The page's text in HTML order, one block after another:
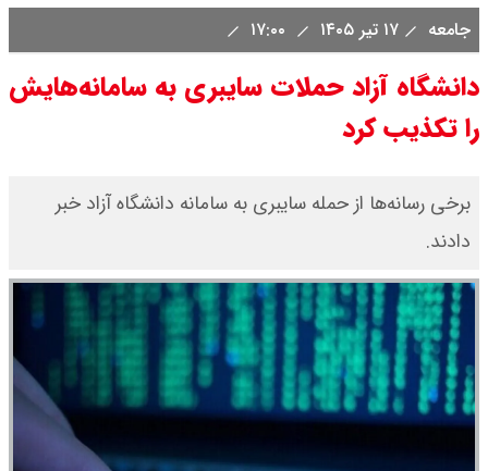
جامعه ۱۷ تیر ۱۴۰۵
دانشگاه آزاد حملات سایبری به سامانه‌هایش
را تکذیب کرد
برخی رسانه‌ها از حمله سایبری به سامانه‌ دانشگاه آزاد خبر
دادند.